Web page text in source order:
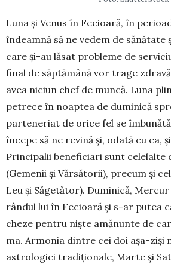
Luna și Venus în Fecioară, în
îndeamnă să ne vedem de sănătate
care și-au lăsat probleme de
final de săptămână vor trage
avea niciun chef de muncă. Lu­na
petrece în noaptea de duminică
parteneriat de orice fel se
începe să ne revină și, odată cu ea,
Principalii bene­ficiari sunt celelalte
(Gemenii și Vărsătorii), precum și
Leu și Să­getător). Duminică,
rân­dul lui în Fecioară și s-ar putea
cheze pentru niște amănunte de
ma. Armonia dintre cei doi așa-ziși
astrologiei tradițio­nale, Marte și